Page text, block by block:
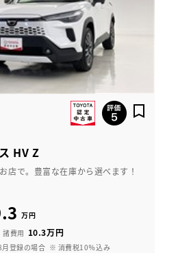
HV Z
店で。豊富な在庫から選べます！
万円
諸費用 10.3万円
登録の場合 ※ 消費税10％込み